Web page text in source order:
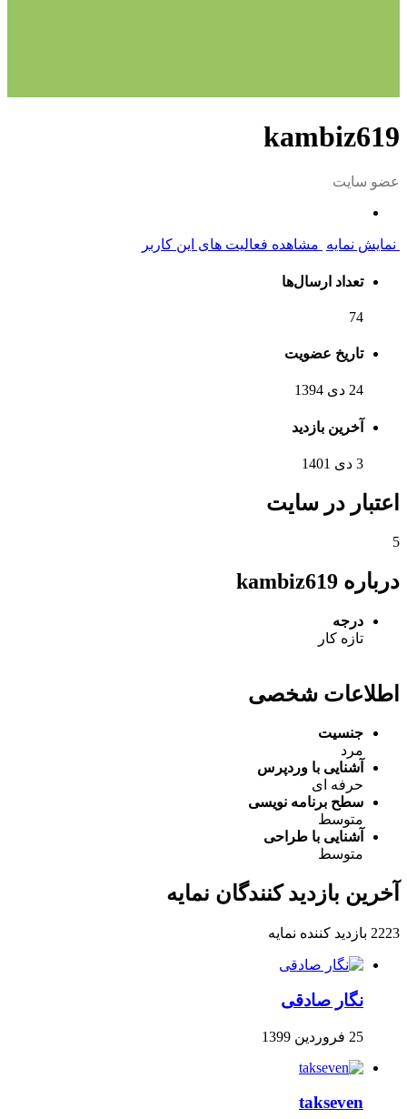
kambiz619
عضو سایت
نمایش نمایه مشاهده فعالیت های این کاربر
تعداد ارسال‌ها
74
تاریخ عضویت
24 دی 1394
آخرین بازدید
3 دی 1401
اعتبار در سایت
5
درباره kambiz619
درجه
تازه کار
اطلاعات شخصی
جنسیت
مرد
آشنایی با وردپرس
حرفه ای
سطح برنامه نویسی
متوسط
آشنایی با طراحی
متوسط
آخرین بازدید کنندگان نمایه
2223 بازدید کننده نمایه
نگار صادقی
25 فروردین 1399
takseven